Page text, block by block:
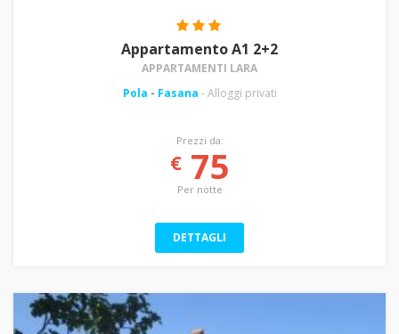
Appartamento A1 2+2
APPARTAMENTI LARA
Pola - Fasana - Alloggi privati
Prezzi da:
€75
Per notte
DETTAGLI